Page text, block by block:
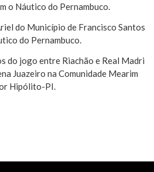
o Náutico do Pernambuco.
do Município de Francisco Santos
do Pernambuco.
do jogo entre Riachão e Real Madri
Juazeiro na Comunidade Mearim
Hipólito-PI.